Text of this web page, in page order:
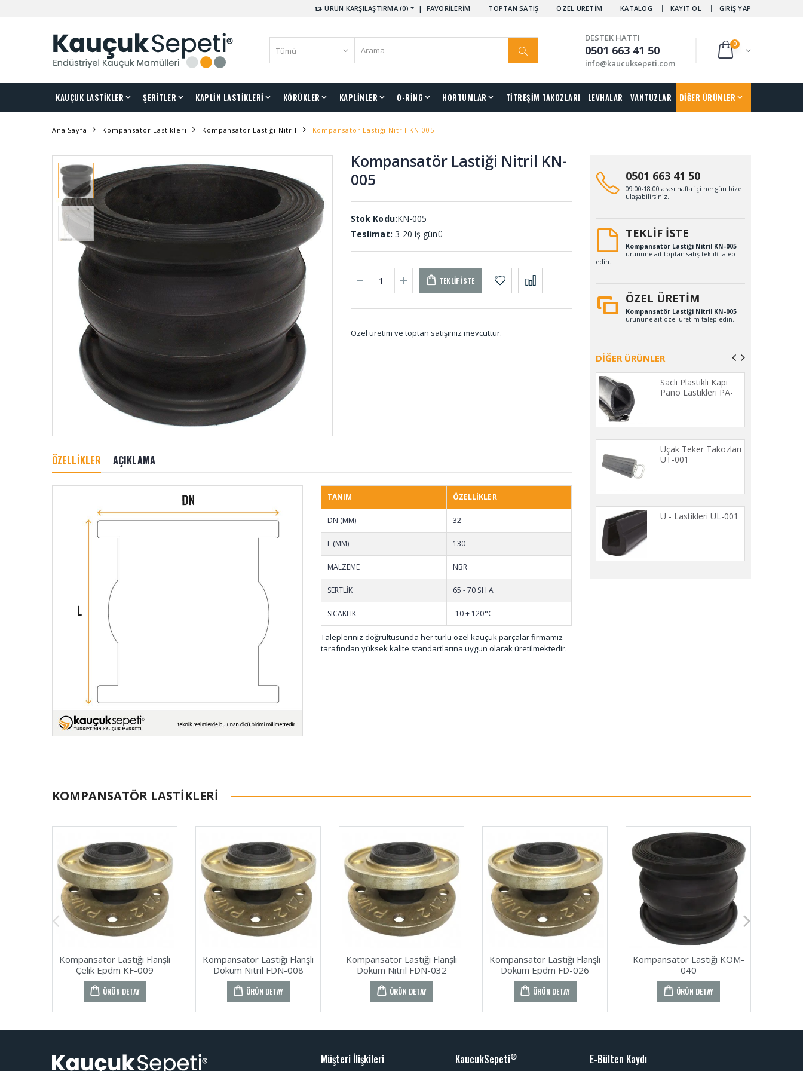
ÜRÜN KARŞILAŞTIRMA (0) | FAVORİLERİM TOPTAN SATIŞ ÖZEL ÜRETİM KATALOG KAYIT OL GİRİŞ YAP
DESTEK HATTI
0501 663 41 50
info@kaucuksepeti.com
0
KAUÇUK LASTİKLER ŞERİTLER KAPLİN LASTİKLERİ KÖRÜKLER KAPLİNLER O-RİNG HORTUMLAR TİTREŞİM TAKOZLARI LEVHALAR VANTUZLAR DİĞER ÜRÜNLER
Ana Sayfa Kompansatör Lastikleri Kompansatör Lastiği Nitril Kompansatör Lastiği Nitril KN-005
Kompansatör Lastiği Nitril KN-
005
Stok Kodu:KN-005
Teslimat: 3-20 iş günü
TEKLIF İSTE
Özel üretim ve toptan satışımız mevcuttur.
ÖZELLİKLER AÇIKLAMA
TANIM ÖZELLİKLER
DN (MM) 32
L (MM) 130
MALZEME NBR
SERTLİK 65 - 70 SH A
SICAKLIK -10 + 120°C
Talepleriniz doğrultusunda her türlü özel kauçuk parçalar firmamız
tarafından yüksek kalite standartlarına uygun olarak üretilmektedir.
0501 663 41 50
09:00-18:00 arası hafta içi her gün bize
ulaşabilirsiniz.
TEKLİF İSTE
Kompansatör Lastiği Nitril KN-005
ürününe ait toptan satış teklifi talep
edin.
ÖZEL ÜRETİM
Kompansatör Lastiği Nitril KN-005
ürününe ait özel üretim talep edin.
DİĞER ÜRÜNLER
Saclı Plastikli Kapı
Pano Lastikleri PA-
Uçak Teker Takozları
UT-001
U - Lastikleri UL-001
KOMPANSATÖR LASTIKLERI
Kompansatör Lastiği Flanşlı
Çelik Epdm KF-009
ÜRÜN DETAY
Kompansatör Lastiği Flanşlı
Döküm Nitril FDN-008
ÜRÜN DETAY
Kompansatör Lastiği Flanşlı
Döküm Nitril FDN-032
ÜRÜN DETAY
Kompansatör Lastiği Flanşlı
Döküm Epdm FD-026
ÜRÜN DETAY
Kompansatör Lastiği KOM-
040
ÜRÜN DETAY
Müşteri İlişkileri KaucukSepeti® E-Bülten Kaydı